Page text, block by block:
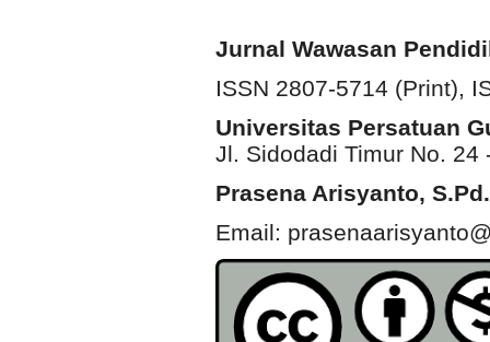
Jurnal Wawasan
ISSN 2807-5714 (Print),
Universitas Persatuan
Jl. Sidodadi Timur No. 24
Prasena Arisyanto,
Email: